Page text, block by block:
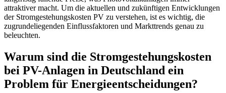
attraktiver macht. Um die aktuellen und zukünftigen Entwicklungen
der Stromgestehungskosten PV zu verstehen, ist es wichtig, die
zugrundeliegenden Einflussfaktoren und Markttrends genau zu
beleuchten.
Warum sind die Stromgestehungskosten
bei PV-Anlagen in Deutschland ein
Problem für Energieentscheidungen?